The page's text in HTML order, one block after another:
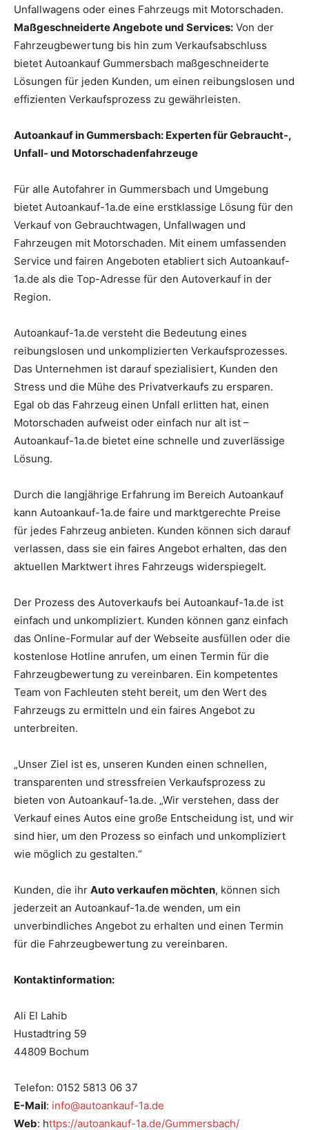
Unfallwagens oder eines Fahrzeugs mit Motorschaden.
Maßgeschneiderte Angebote und Services: Von der
Fahrzeugbewertung bis hin zum Verkaufsabschluss
bietet Autoankauf Gummersbach maßgeschneiderte
Lösungen für jeden Kunden, um einen reibungslosen und
effizienten Verkaufsprozess zu gewährleisten.
Autoankauf in Gummersbach: Experten für Gebraucht-,
Unfall- und Motorschadenfahrzeuge
Für alle Autofahrer in Gummersbach und Umgebung
bietet Autoankauf-1a.de eine erstklassige Lösung für den
Verkauf von Gebrauchtwagen, Unfallwagen und
Fahrzeugen mit Motorschaden. Mit einem umfassenden
Service und fairen Angeboten etabliert sich Autoankauf-
1a.de als die Top-Adresse für den Autoverkauf in der
Region.
Autoankauf-1a.de versteht die Bedeutung eines
reibungslosen und unkomplizierten Verkaufsprozesses.
Das Unternehmen ist darauf spezialisiert, Kunden den
Stress und die Mühe des Privatverkaufs zu ersparen.
Egal ob das Fahrzeug einen Unfall erlitten hat, einen
Motorschaden aufweist oder einfach nur alt ist –
Autoankauf-1a.de bietet eine schnelle und zuverlässige
Lösung.
Durch die langjährige Erfahrung im Bereich Autoankauf
kann Autoankauf-1a.de faire und marktgerechte Preise
für jedes Fahrzeug anbieten. Kunden können sich darauf
verlassen, dass sie ein faires Angebot erhalten, das den
aktuellen Marktwert ihres Fahrzeugs widerspiegelt.
Der Prozess des Autoverkaufs bei Autoankauf-1a.de ist
einfach und unkompliziert. Kunden können ganz einfach
das Online-Formular auf der Webseite ausfüllen oder die
kostenlose Hotline anrufen, um einen Termin für die
Fahrzeugbewertung zu vereinbaren. Ein kompetentes
Team von Fachleuten steht bereit, um den Wert des
Fahrzeugs zu ermitteln und ein faires Angebot zu
unterbreiten.
„Unser Ziel ist es, unseren Kunden einen schnellen,
transparenten und stressfreien Verkaufsprozess zu
bieten von Autoankauf-1a.de. „Wir verstehen, dass der
Verkauf eines Autos eine große Entscheidung ist, und wir
sind hier, um den Prozess so einfach und unkompliziert
wie möglich zu gestalten.“
Kunden, die ihr Auto verkaufen möchten, können sich
jederzeit an Autoankauf-1a.de wenden, um ein
unverbindliches Angebot zu erhalten und einen Termin
für die Fahrzeugbewertung zu vereinbaren.
Kontaktinformation:
Ali El Lahib
Hustadtring 59
44809 Bochum
Telefon: 0152 5813 06 37
E-Mail: info@autoankauf-1a.de
Web: https://autoankauf-1a.de/Gummersbach/